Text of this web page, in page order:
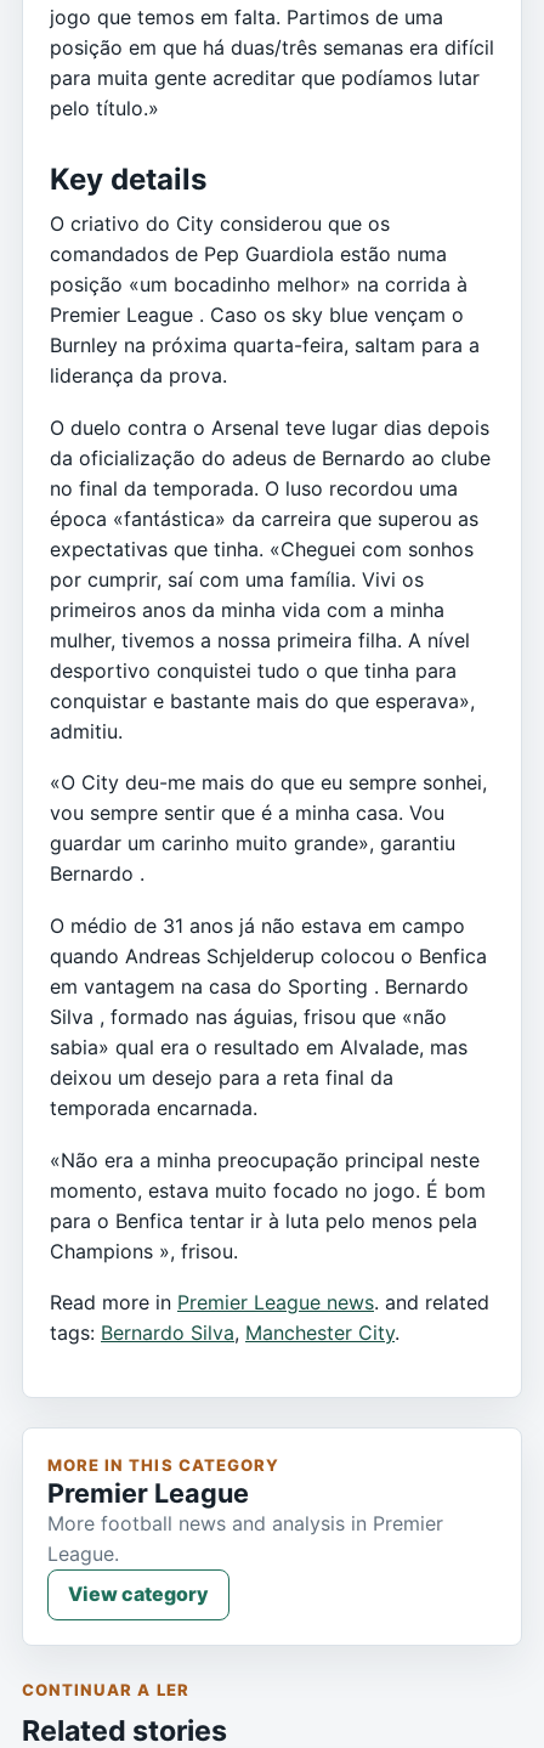
jogo que temos em falta. Partimos de uma
posição em que há duas/três semanas era difícil
para muita gente acreditar que podíamos lutar
pelo título.»
Key details
O criativo do City considerou que os
comandados de Pep Guardiola estão numa
posição «um bocadinho melhor» na corrida à
Premier League . Caso os sky blue vençam o
Burnley na próxima quarta-feira, saltam para a
liderança da prova.
O duelo contra o Arsenal teve lugar dias depois
da oficialização do adeus de Bernardo ao clube
no final da temporada. O luso recordou uma
época «fantástica» da carreira que superou as
expectativas que tinha. «Cheguei com sonhos
por cumprir, saí com uma família. Vivi os
primeiros anos da minha vida com a minha
mulher, tivemos a nossa primeira filha. A nível
desportivo conquistei tudo o que tinha para
conquistar e bastante mais do que esperava»,
admitiu.
«O City deu-me mais do que eu sempre sonhei,
vou sempre sentir que é a minha casa. Vou
guardar um carinho muito grande», garantiu
Bernardo .
O médio de 31 anos já não estava em campo
quando Andreas Schjelderup colocou o Benfica
em vantagem na casa do Sporting . Bernardo
Silva , formado nas águias, frisou que «não
sabia» qual era o resultado em Alvalade, mas
deixou um desejo para a reta final da
temporada encarnada.
«Não era a minha preocupação principal neste
momento, estava muito focado no jogo. É bom
para o Benfica tentar ir à luta pelo menos pela
Champions », frisou.
Read more in Premier League news. and related
tags: Bernardo Silva, Manchester City.
MORE IN THIS CATEGORY
Premier League
More football news and analysis in Premier
League.
View category
CONTINUAR A LER
Related stories